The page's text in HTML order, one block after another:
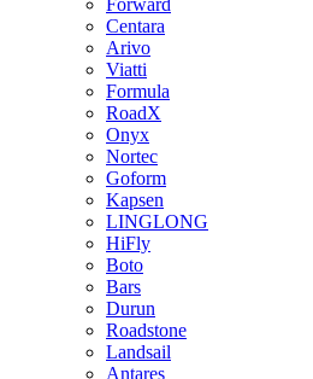
Forward
Centara
Arivo
Viatti
Formula
RoadX
Onyx
Nortec
Goform
Kapsen
LINGLONG
HiFly
Boto
Bars
Durun
Roadstone
Landsail
Antares